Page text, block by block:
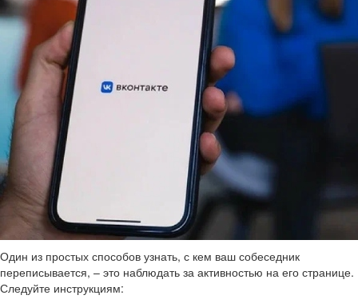
Один из простых способов узнать, с кем ваш собеседник
переписывается, – это наблюдать за активностью на его странице.
Следуйте инструкциям: